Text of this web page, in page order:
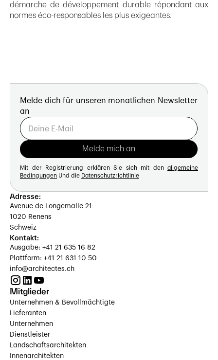
démarche de développement durable répondant aux
normes éco-responsables les plus exigeantes.
Melde dich für unseren monatlichen Newsletter
an
Mit der Registrierung erklären Sie sich mit den allgemeine
Bedingungen Und die Datenschutzrichtlinie
Adresse:
Avenue de Longemalle 21
1020 Renens
Schweiz
Kontakt:
Ausgabe: +41 21 635 16 82
Plattform: +41 21 631 10 50
info@architectes.ch
Mitglieder
Unternehmen & Bevollmächtigte
Lieferanten
Unternehmen
Dienstleister
Landschaftsarchitekten
Innenarchitekten